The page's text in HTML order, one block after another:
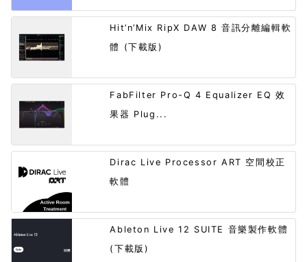
Hit’n’Mix RipX DAW 8 音訊分離編輯軟
體 (下載版)
FabFilter Pro-Q 4 Equalizer EQ 效
果器 Plug...
Dirac Live Processor ART 空間校正
軟體
Ableton Live 12 SUITE 音樂製作軟體
(下載版)